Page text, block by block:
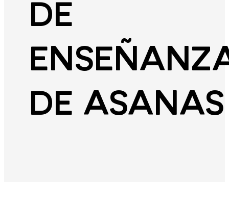
DE
DE ASANAS